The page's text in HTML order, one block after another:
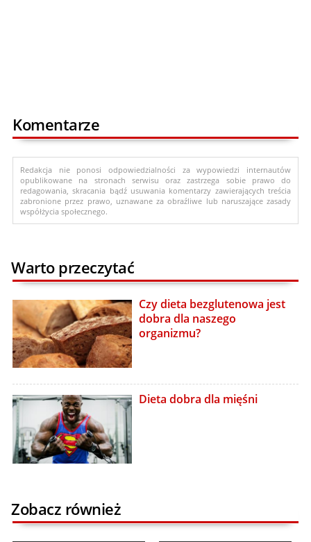
Komentarze
Redakcja nie ponosi odpowiedzialności za wypowiedzi internautów
opublikowane na stronach serwisu oraz zastrzega sobie prawo do
redagowania, skracania bądź usuwania komentarzy zawierających treścia
zabronione przez prawo, uznawane za obraźliwe lub naruszające zasady
współżycia społecznego.
Warto przeczytać
Czy dieta bezglutenowa jest
dobra dla naszego
organizmu?
Dieta dobra dla mięśni
Zobacz również